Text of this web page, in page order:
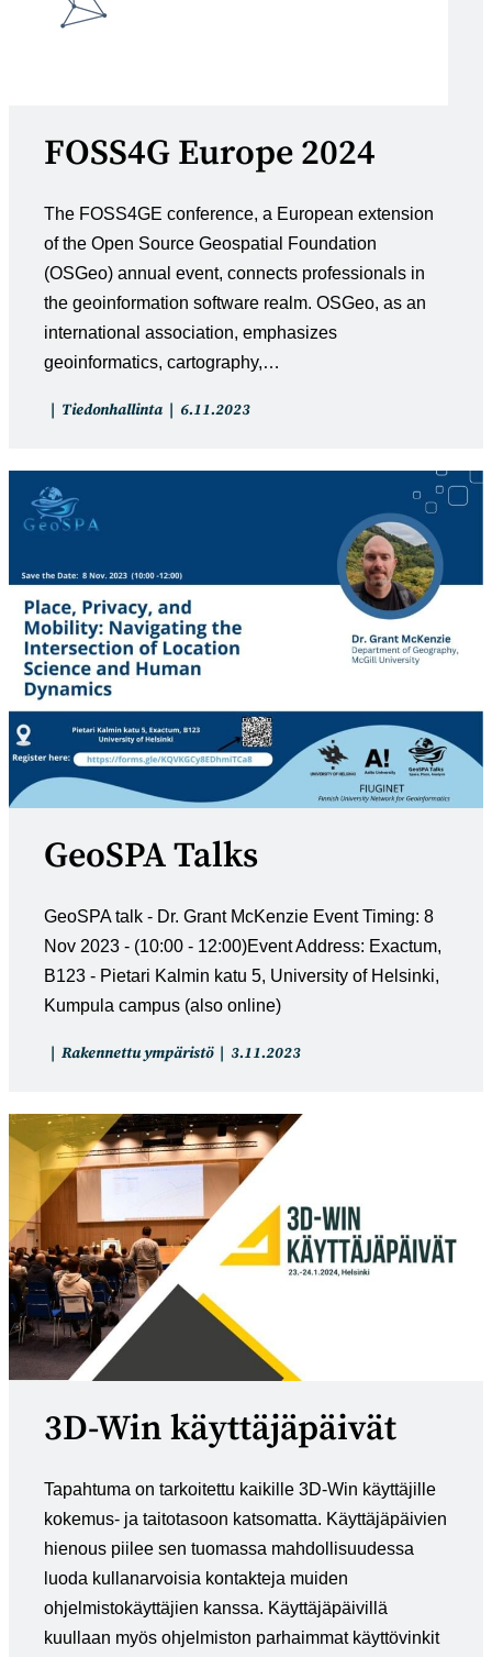
FOSS4G Europe 2024
The FOSS4GE conference, a European extension
of the Open Source Geospatial Foundation
(OSGeo) annual event, connects professionals in
the geoinformation software realm. OSGeo, as an
international association, emphasizes
geoinformatics, cartography,…
Artikkelin
Tiedonhallinta
Artikkeli
6.11.2023
GeoSPA Talks
GeoSPA talk - Dr. Grant McKenzie Event Timing: 8
Nov 2023 - (10:00 - 12:00)Event Address: Exactum,
B123 - Pietari Kalmin katu 5, University of Helsinki,
Kumpula campus (also online)
Artikkelin
Rakennettu ympäristö
Artikkeli
3.11.2023
3D-Win käyttäjäpäivät
Tapahtuma on tarkoitettu kaikille 3D-Win käyttäjille
kokemus- ja taitotasoon katsomatta. Käyttäjäpäivien
hienous piilee sen tuomassa mahdollisuudessa
luoda kullanarvoisia kontakteja muiden
ohjelmistokäyttäjien kanssa. Käyttäjäpäivillä
kuullaan myös ohjelmiston parhaimmat käyttövinkit